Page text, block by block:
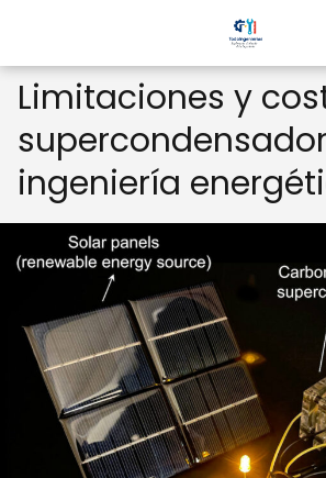
Limitaciones y
ingeniería